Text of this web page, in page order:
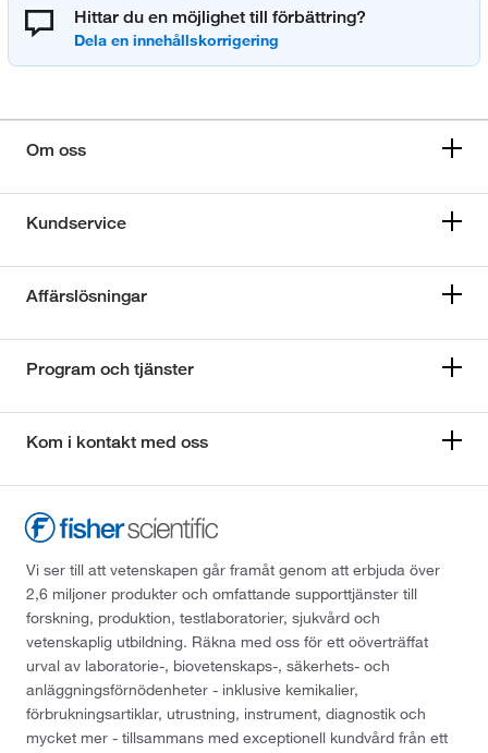
Hittar du en möjlighet till förbättring?
Om oss
Kundservice
Affärslösningar
Program och tjänster
Kom i kontakt med oss
Vi ser till att vetenskapen går framåt genom att erbjuda över
2,6 miljoner produkter och omfattande supporttjänster till
forskning, produktion, testlaboratorier, sjukvård och
vetenskaplig utbildning. Räkna med oss för ett oöverträffat
urval av laboratorie-, biovetenskaps-, säkerhets- och
anläggningsförnödenheter - inklusive kemikalier,
förbrukningsartiklar, utrustning, instrument, diagnostik och
mycket mer - tillsammans med exceptionell kundvård från ett